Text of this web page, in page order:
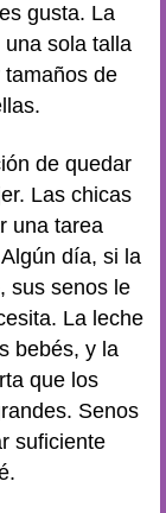
gusta. La
sola talla
de
de quedar
Las chicas
una tarea
día, si la
, sus senos le
La leche
bebés, y la
que los
Senos
suficiente